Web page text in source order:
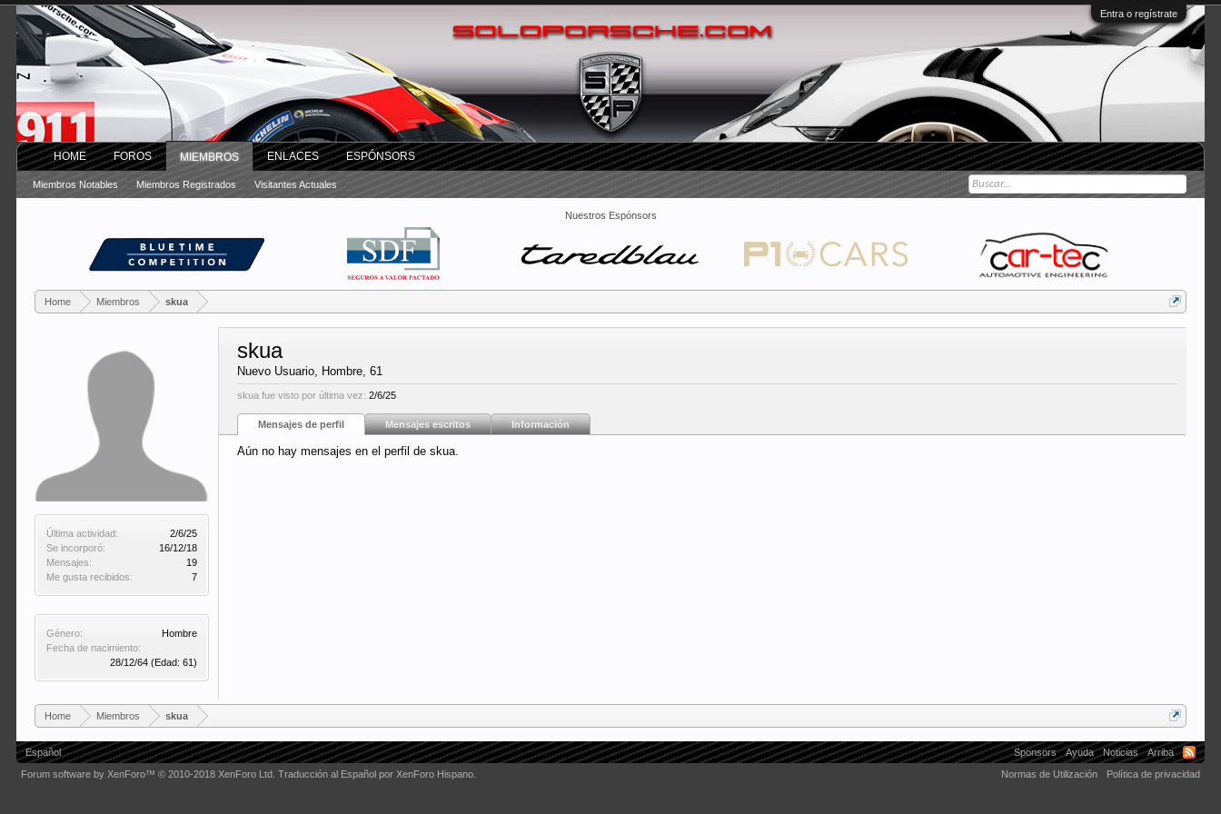
Entra o regístrate
Nuestros Espónsors
Home Miembros skua
Última actividad:
2/6/25
Se incorporó:
16/12/18
Mensajes:
19
Me gusta recibidos:
7
Género:
Hombre
Fecha de nacimiento:
28/12/64 (Edad: 61)
skua
Nuevo Usuario, Hombre, 61
skua fue visto por última vez: 2/6/25
Mensajes de perfil Mensajes escritos Información
Aún no hay mensajes en el perfil de skua.
Home Miembros skua
HOME FOROS MIEMBROS
Miembros Notables Miembros Registrados Visitantes Actuales
ENLACES ESPÓNSORS
Español Sponsors Ayuda Noticias
Arriba
Normas de Utilización
Política de privacidad
Forum software by XenForo™© 2010-2018 XenForo Ltd. Traducción al Español por XenForo Hispano.